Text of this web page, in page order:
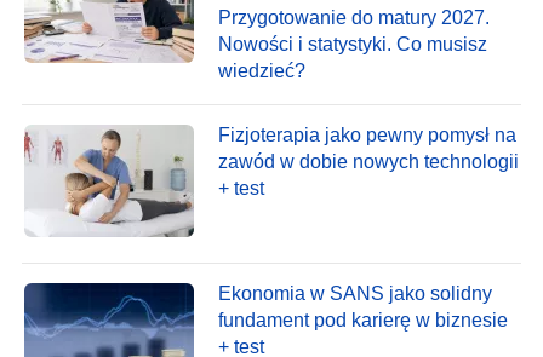
Przygotowanie do matury 2027.
Nowości i statystyki. Co musisz
wiedzieć?
Fizjoterapia jako pewny pomysł na
zawód w dobie nowych technologii
+ test
Ekonomia w SANS jako solidny
fundament pod karierę w biznesie
+ test